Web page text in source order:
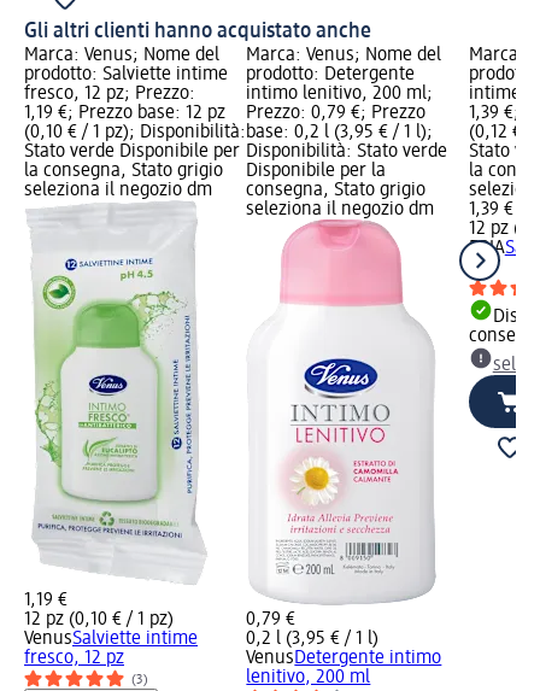
Gli altri clienti hanno acquistato anche
Marca: Venus; Nome del
prodotto: Salviette intime
fresco, 12 pz; Prezzo:
1,19 €; Prezzo base: 12 pz
(0,10 € / 1 pz); Disponibilità:
Stato verde Disponibile per
la consegna, Stato grigio
seleziona il negozio dm
1,19 €
12 pz (0,10 € / 1 pz)
VenusSalviette intime
fresco, 12 pz
(3)
Marca: Venus; Nome del
prodotto: Detergente
intimo lenitivo, 200 ml;
Prezzo: 0,79 €; Prezzo
base: 0,2 l (3,95 € / 1 l);
Disponibilità: Stato verde
Disponibile per la
consegna, Stato grigio
seleziona il negozio dm
0,79 €
0,2 l (3,95 € / 1 l)
VenusDetergente intimo
lenitivo, 200 ml
Marca:
intime,
1,39 €;
(0,12 € /
Stato
la
1,39 €
12 pz
FRIA
pz